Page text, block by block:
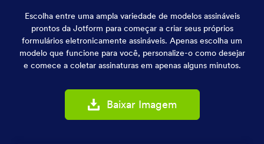
Escolha entre uma ampla variedade de modelos assináveis
prontos da Jotform para começar a criar seus próprios
formulários eletronicamente assináveis. Apenas escolha um
modelo que funcione para você, personalize-o como desejar
e comece a coletar assinaturas em apenas alguns minutos.
Baixar Imagem